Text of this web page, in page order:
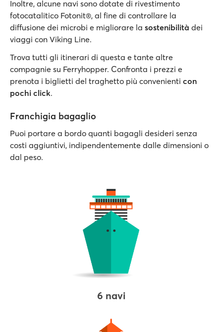
Inoltre, alcune navi sono dotate di rivestimento
fotocatalitico Fotonit®, al fine di controllare la
diffusione dei microbi e migliorare la sostenibilità dei
viaggi con Viking Line.
Trova tutti gli itinerari di questa e tante altre
compagnie su Ferryhopper. Confronta i prezzi e
prenota i biglietti del traghetto più convenienti con
pochi click.
Franchigia bagaglio
Puoi portare a bordo quanti bagagli desideri senza
costi aggiuntivi, indipendentemente dalle dimensioni o
dal peso.
6 navi